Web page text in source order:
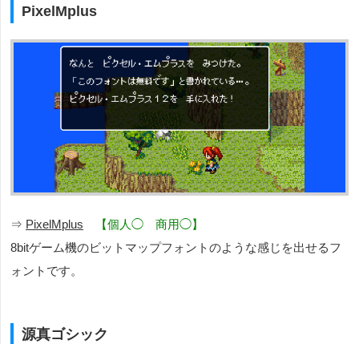
PixelMplus
⇒ PixelMplus
【個人◯ 商用◯】
8bitゲーム機のビットマップフォントのような感じを出せるフ
ォントです。
源真ゴシック